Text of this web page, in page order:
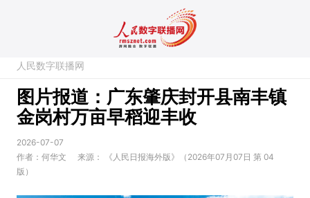
人民数字联播网
图片报道：广东肇庆封开县南丰镇
金岗村万亩早稻迎丰收
2026-07-07
作者：何华文
来源：
《人民日报海外版》（2026年07月07日 第 04
版）